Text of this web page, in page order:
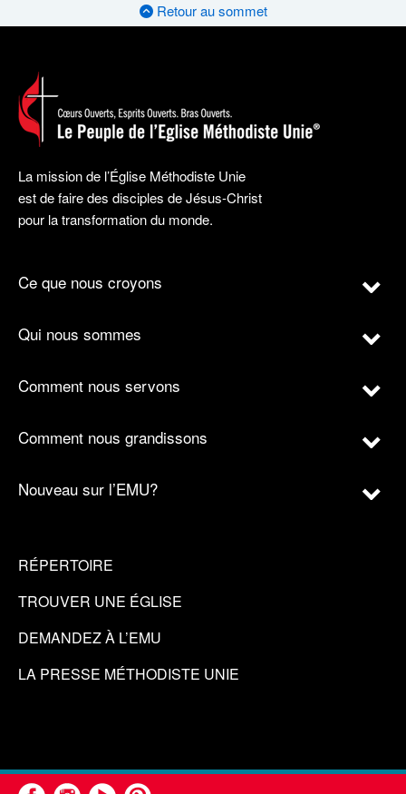
Retour au sommet
La mission de l’Église Méthodiste Unie
est de faire des disciples de Jésus-Christ
pour la transformation du monde.
Ce que nous croyons
Qui nous sommes
Comment nous servons
Comment nous grandissons
Nouveau sur l’EMU?
RÉPERTOIRE
TROUVER UNE ÉGLISE
DEMANDEZ À L’EMU
LA PRESSE MÉTHODISTE UNIE